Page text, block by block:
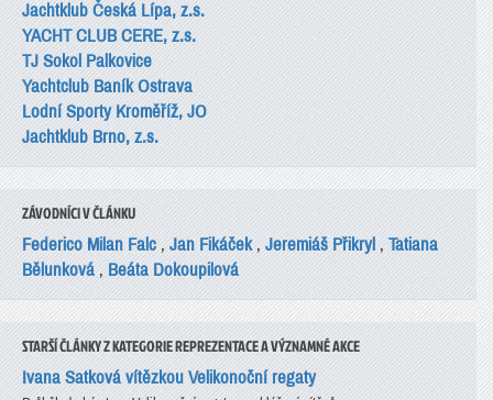
Jachtklub Česká Lípa, z.s.
YACHT CLUB CERE, z.s.
TJ Sokol Palkovice
Yachtclub Baník Ostrava
Lodní Sporty Kroměříž, JO
Jachtklub Brno, z.s.
ZÁVODNÍCI V ČLÁNKU
Federico Milan Falc,Jan Fikáček, Jeremiáš Přikryl , Tatiana
Bělunková,Beáta Dokoupilová
STARŠÍ ČLÁNKY Z KATEGORIE REPREZENTACE A VÝZNAMNÉ AKCE
Ivana Satková vítězkou Velikonoční regaty